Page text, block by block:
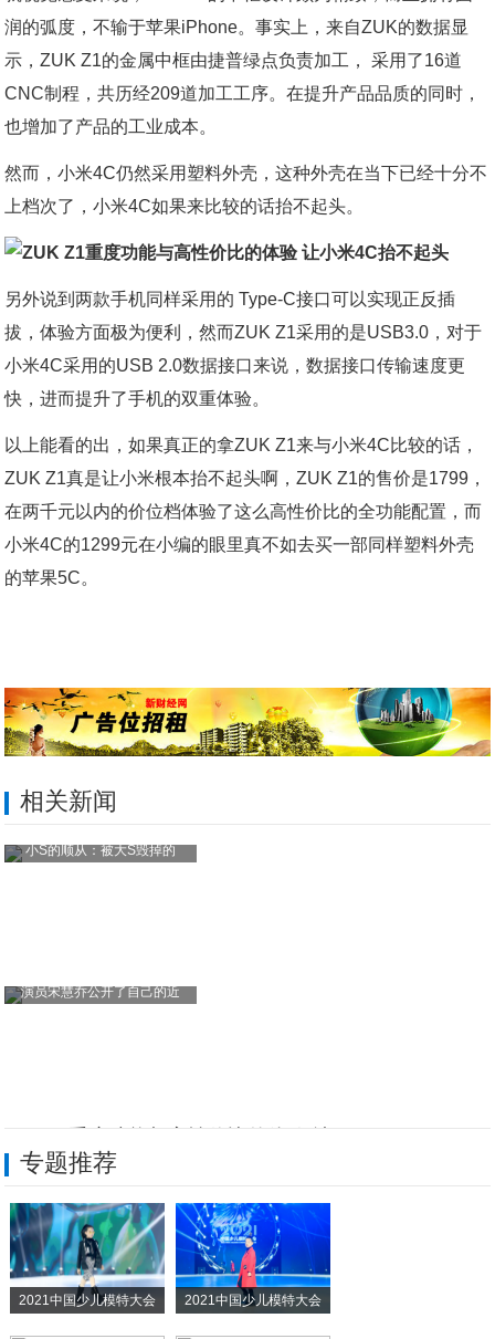
润的弧度，不输于苹果iPhone。事实上，来自ZUK的数据显
示，ZUK Z1的金属中框由捷普绿点负责加工， 采用了16道
CNC制程，共历经209道加工工序。在提升产品品质的同时，
也增加了产品的工业成本。
然而，小米4C仍然采用塑料外壳，这种外壳在当下已经十分不
上档次了，小米4C如果来比较的话抬不起头。
另外说到两款手机同样采用的 Type-C接口可以实现正反插
拔，体验方面极为便利，然而ZUK Z1采用的是USB3.0，对于
小米4C采用的USB 2.0数据接口来说，数据接口传输速度更
快，进而提升了手机的双重体验。
以上能看的出，如果真正的拿ZUK Z1来与小米4C比较的话，
ZUK Z1真是让小米根本抬不起头啊，ZUK Z1的售价是1799，
在两千元以内的价位档体验了这么高性价比的全功能配置，而
小米4C的1299元在小编的眼里真不如去买一部同样塑料外壳
的苹果5C。
相关新闻
小S的顺从：被大S毁掉的
演员宋慧乔公开了自己的近
强悍性能全网通 ZUK Z1全新现货抢购
手机屏幕真的越大越好？你觉得哪个屏幕多大
集大成者：Samsung三星Galaxy
专题推荐
2021中国少儿模特大会 2021中国少儿模特大会